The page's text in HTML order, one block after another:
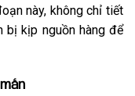
này, không chỉ tiết
bị kịp nguồn hàng để